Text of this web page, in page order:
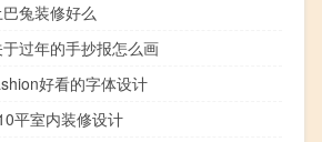
兔装修好么
于过年的手抄报怎么画
好看的字体设计
平室内装修设计